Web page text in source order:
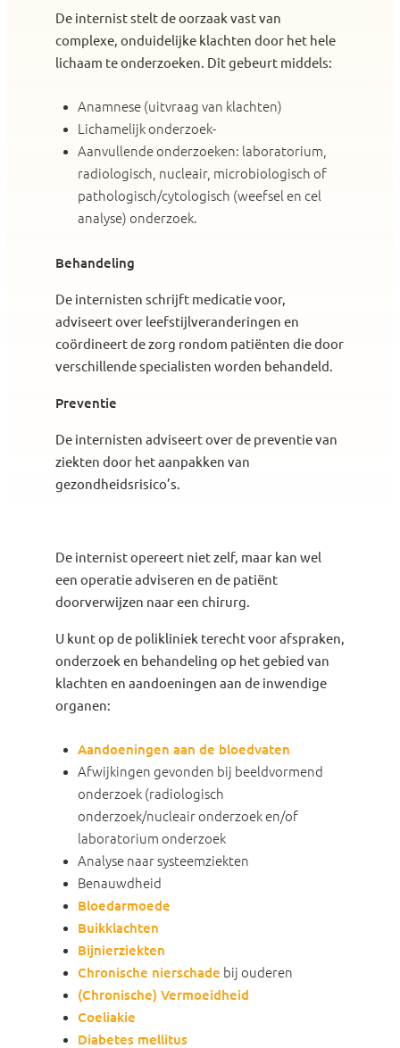
De internist stelt de oorzaak vast van
complexe, onduidelijke klachten door het hele
lichaam te onderzoeken. Dit gebeurt middels:
Anamnese (uitvraag van klachten)
Lichamelijk onderzoek-
Aanvullende onderzoeken: laboratorium,
radiologisch, nucleair, microbiologisch of
pathologisch/cytologisch (weefsel en cel
analyse) onderzoek.
Behandeling
De internisten schrijft medicatie voor,
adviseert over leefstijlveranderingen en
coördineert de zorg rondom patiënten die door
verschillende specialisten worden behandeld.
Preventie
De internisten adviseert over de preventie van
ziekten door het aanpakken van
gezondheidsrisico’s.
De internist opereert niet zelf, maar kan wel
een operatie adviseren en de patiënt
doorverwijzen naar een chirurg.
U kunt op de polikliniek terecht voor afspraken,
onderzoek en behandeling op het gebied van
klachten en aandoeningen aan de inwendige
organen:
Aandoeningen aan de bloedvaten
Afwijkingen gevonden bij beeldvormend
onderzoek (radiologisch
onderzoek/nucleair onderzoek en/of
laboratorium onderzoek
Analyse naar systeemziekten
Benauwdheid
Bloedarmoede
Buikklachten
Bijnierziekten
Chronische nierschade bij ouderen
(Chronische) Vermoeidheid
Coeliakie
Diabetes mellitus